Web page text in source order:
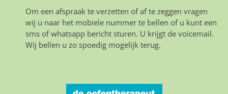
Om een afspraak te verzetten of af te zeggen vragen
wij u naar het mobiele nummer te bellen of u kunt een
sms of whatsapp bericht sturen. U krijgt de voicemail.
Wij bellen u zo spoedig mogelijk terug.